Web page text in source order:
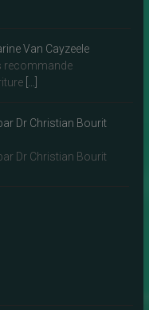
Van Cayzeele
recommande
Dr Christian Bourit
Dr Christian Bourit